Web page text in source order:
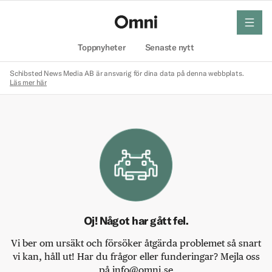
Toppnyheter Senaste nytt
meny
Schibsted News Media AB är ansvarig för dina data på denna webbplats.
Läs mer här
Oj! Något har gått fel.
Vi ber om ursäkt och försöker åtgärda problemet så snart
vi kan, håll ut! Har du frågor eller funderingar? Mejla oss